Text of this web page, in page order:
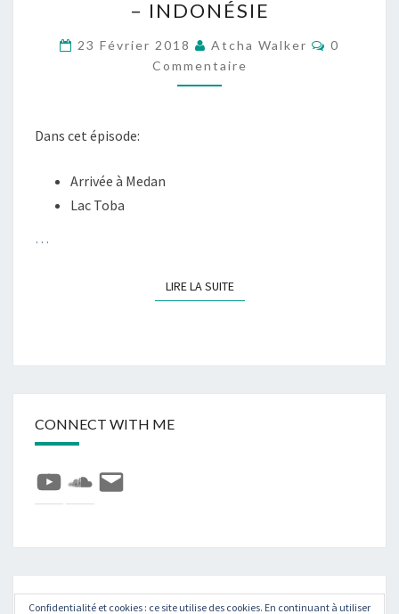
TOBA
–
SUMATRA
–
– INDONÉSIE
23 Février 2018 Atcha Walker
0
Commentaire
Dans cet épisode:
Arrivée à Medan
Lac Toba
…
LIRE LA SUITELIRE LA SUITE
CONNECT WITH ME
YouTubeSoundCloud
E-
mail
Rechercher :
Confidentialité et cookies : ce site utilise des cookies. En continuant à utiliser